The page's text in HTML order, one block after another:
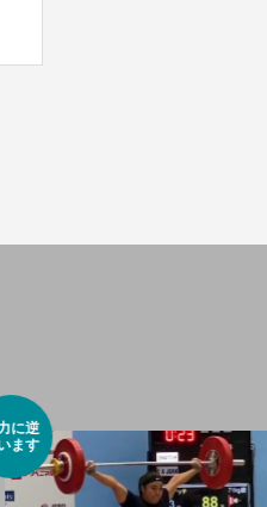
弱点を武
器に